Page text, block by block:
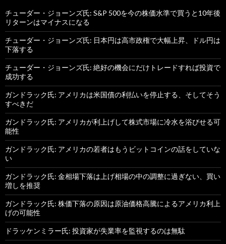
チューダー・ジョーンズ氏: S&P 500を今の株価水準で買うと10年後
リターンはマイナスになる
チューダー・ジョーンズ氏: 日本円は高市政権で大幅上昇、ドル円は
下落する
チューダー・ジョーンズ氏: 絶好の機会にだけトレードすれば投資で
成功する
ガンドラック氏: アメリカは米国債の利払いを停止する、そしてそう
すべきだ
ガンドラック氏: アメリカが利上げして株式市場に冷水を浴びせる可
能性
ガンドラック氏: アメリカの若者はもうビットコインの話をしていな
い
ガンドラック氏: 金相場下落は上げ相場の中の調整に過ぎない、買い
増しを推奨
ガンドラック氏: 株価下落の原因は原油価格高騰によるアメリカ利上
げの可能性
ドラッケンミラー氏: 投資家が失業率を監視するのは無駄